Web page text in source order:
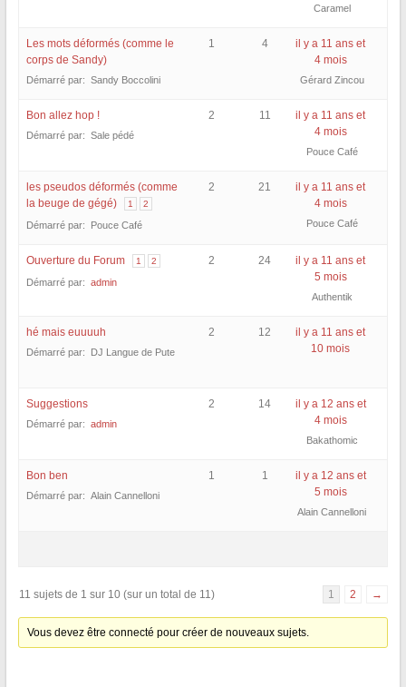
Caramel
Les mots déformés (comme le
corps de Sandy)
Démarré par: Sandy Boccolini
1 4
il y a 11 ans et
4 mois
Gérard Zincou
Bon allez hop !
Démarré par: Sale pédé
2 11
il y a 11 ans et
4 mois
Pouce Café
les pseudos déformés (comme
la beuge de gégé)
1 2
Démarré par: Pouce Café
2 21
il y a 11 ans et
4 mois
Pouce Café
Ouverture du Forum 1 2
Démarré par: admin
2 24
il y a 11 ans et
5 mois
Authentik
hé mais euuuuh
Démarré par: DJ Langue de Pute
2 12
il y a 11 ans et
10 mois
Suggestions
Démarré par: admin
2 14
il y a 12 ans et
4 mois
Bakathomic
Bon ben
Démarré par: Alain Cannelloni
1 1
il y a 12 ans et
5 mois
Alain Cannelloni
11 sujets de 1 sur 10 (sur un total de 11) 1 2 →
Vous devez être connecté pour créer de nouveaux sujets.